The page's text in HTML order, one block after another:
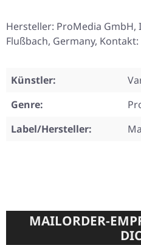
Hersteller: ProMedia GmbH,
Flußbach, Germany,
Künstler:
Genre:
Label/Hersteller:
MAILORDER-